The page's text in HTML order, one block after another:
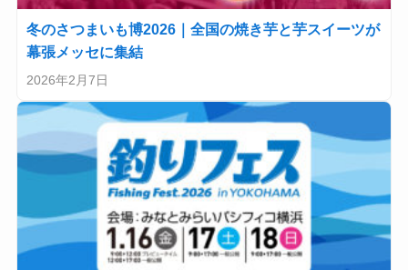
冬のさつまいも博2026｜全国の焼き芋と芋スイーツが
幕張メッセに集結
2026年2月7日